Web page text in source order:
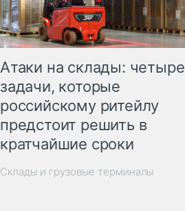
Атаки на склады: четыре
задачи, которые
российскому ритейлу
предстоит решить в
кратчайшие сроки
Склады и грузовые терминалы